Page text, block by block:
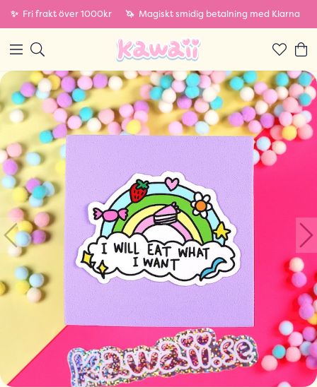
✨ Fri frakt över 1000kr 🦄 Magiskt smidig betalning med Klarna